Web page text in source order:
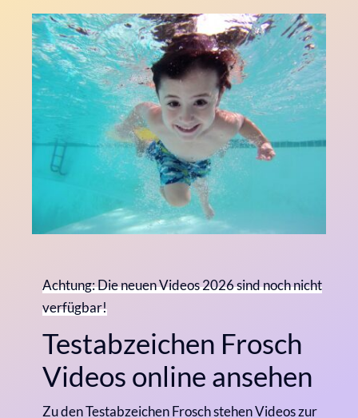
Achtung: Die neuen Videos 2026 sind noch nicht
verfügbar!
Testabzeichen Frosch
Videos online ansehen
Zu den Testabzeichen Frosch stehen Videos zur